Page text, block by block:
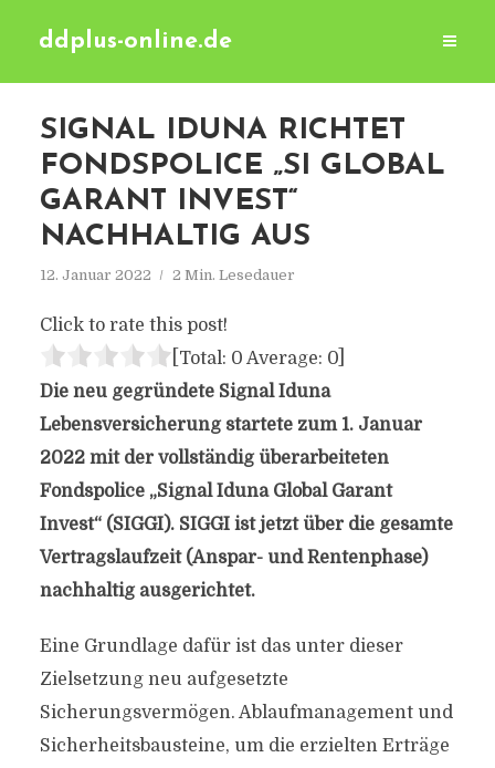
ddplus-online.de
SIGNAL IDUNA RICHTET
FONDSPOLICE „SI GLOBAL
GARANT INVEST“
NACHHALTIG AUS
12. Januar 2022 2 Min. Lesedauer
Click to rate this post!
[Total: 0 Average: 0]
Die neu gegründete Signal Iduna
Lebensversicherung startete zum 1. Januar
2022 mit der vollständig überarbeiteten
Fondspolice „Signal Iduna Global Garant
Invest“ (SIGGI). SIGGI ist jetzt über die gesamte
Vertragslaufzeit (Anspar- und Rentenphase)
nachhaltig ausgerichtet.
Eine Grundlage dafür ist das unter dieser
Zielsetzung neu aufgesetzte
Sicherungsvermögen. Ablaufmanagement und
Sicherheitsbausteine, um die erzielten Erträge